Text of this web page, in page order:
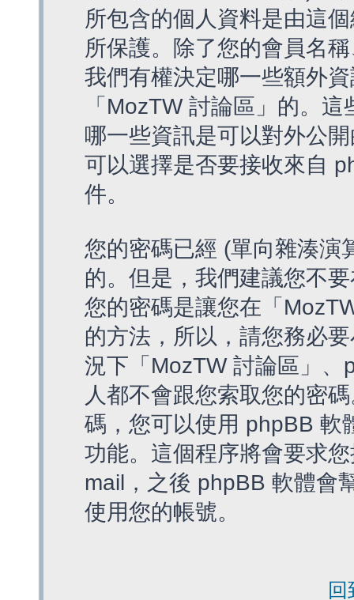
所包含的個人資料是由這
所保護。除了您的會員名
我們有權決定哪一些額外
「MozTW 討論區」的。
哪一些資訊是可以對外公
可以選擇是否要接收來自
件。
您的密碼已經 (單向雜湊演
的。但是，我們建議您不
您的密碼是讓您在「
的方法，所以，請您務必
況下「MozTW 討論區」
人都不會跟您索取您的密
碼，您可以使用 phpBB 軟
功能。這個程序將會要求
mail，之後 phpBB 軟體會
使用您的帳號。